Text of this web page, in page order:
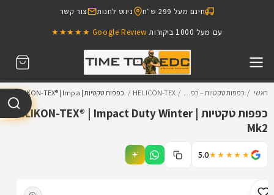
חינם מעל 299 ש״ח ניווט לחנות
צור קשר
עם מעל 1000 ביקורות
Google Review ★★★★★
עגלת
קניות
ראשי כפפות טקטיות – כפ… HELICON-TEX כפפות טקטיות | HELIKON-TEX® | Impa…
כפפות טקטיות | HELIKON-TEX® | Impact Duty Winter
Mk2
★★★★★
5.0
למידע